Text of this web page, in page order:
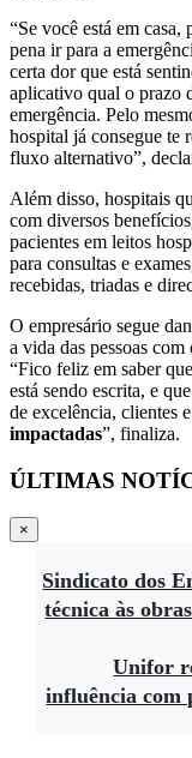
“Se você está em
pena ir para a
certa dor que está
aplicativo qual o prazo
emergência. Pelo
hospital já consegue te
fluxo alternativo”,
Além disso, hospitais
com diversos
pacientes em leitos
para consultas e
recebidas, triadas e
O empresário segue
a vida das pessoas
“Fico feliz em saber
está sendo escrita, e
de excelência, clientes
impactadas”, finaliza.
ÚLTIMAS
×
Sindicato dos
técnica às
Unifor
influência com